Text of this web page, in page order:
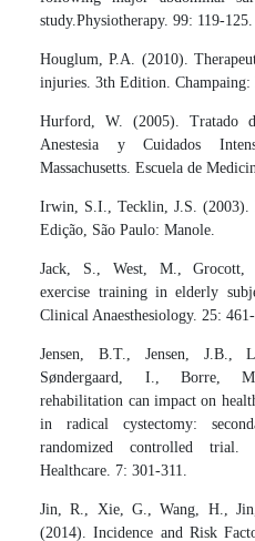
study.Physiotherapy. 99: 119-125.
Houglum, P.A. (2010).
injuries. 3th Edition. Champaing:
Hurford, W. (2005). Tratado
Anestesia y Cuidados
Massachusetts. Escuela de
Irwin, S.I., Tecklin, J.S. (2003).
Edição, São Paulo: Manole.
Jack, S., West, M., Grocott,
exercise training in elderly
Clinical Anaesthesiology. 25:
Jensen, B.T., Jensen, J.B.,
Søndergaard, I., Borre,
rehabilitation can impact on
in radical cystectomy:
randomized controlled
Healthcare. 7: 301-311.
Jin, R., Xie, G., Wang, H.,
(2014). Incidence and Risk